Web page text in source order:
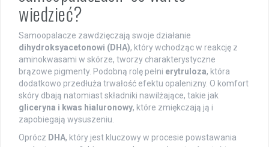
wiedzieć?
Samoopalacze zawdzięczają swoje działanie
dihydroksyacetonowi (DHA), który wchodząc w reakcję z
aminokwasami w skórze, tworzy charakterystyczne
brązowe pigmenty. Podobną rolę pełni erytruloza, która
dodatkowo przedłuża trwałość efektu opalenizny. O komfort
skóry dbają natomiast składniki nawilżające, takie jak
gliceryna i kwas hialuronowy, które zmiękczają ją i
zapobiegają wysuszeniu.
Oprócz DHA, który jest kluczowy w procesie powstawania